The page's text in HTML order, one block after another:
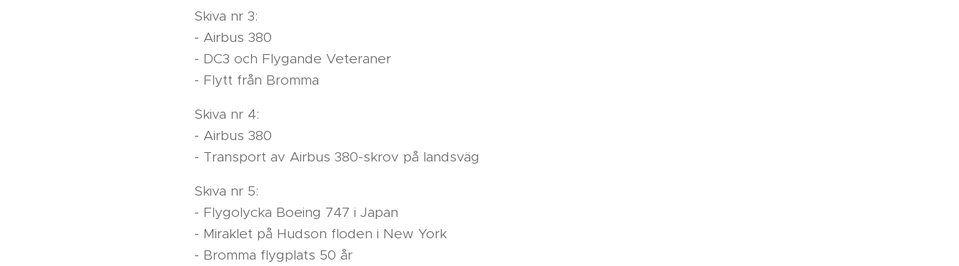
Skiva nr 3:
- Airbus 380
- DC3 och Flygande Veteraner
- Flytt från Bromma
Skiva nr 4:
- Airbus 380
- Transport av Airbus 380-skrov på landsväg
Skiva nr 5:
- Flygolycka Boeing 747 i Japan
- Miraklet på Hudson floden i New York
- Bromma flygplats 50 år